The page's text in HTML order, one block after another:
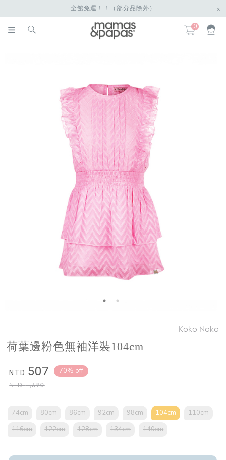
全館免運！！（部分品除外） x
0
Koko Noko
荷葉邊粉色無袖洋裝104cm
NTD 507
NTD1,690
70% off
74cm 80cm 86cm 92cm 98cm 104cm
110cm
116cm
122cm 128cm 134cm 140cm